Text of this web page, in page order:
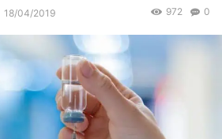
18/04/2019 0
972